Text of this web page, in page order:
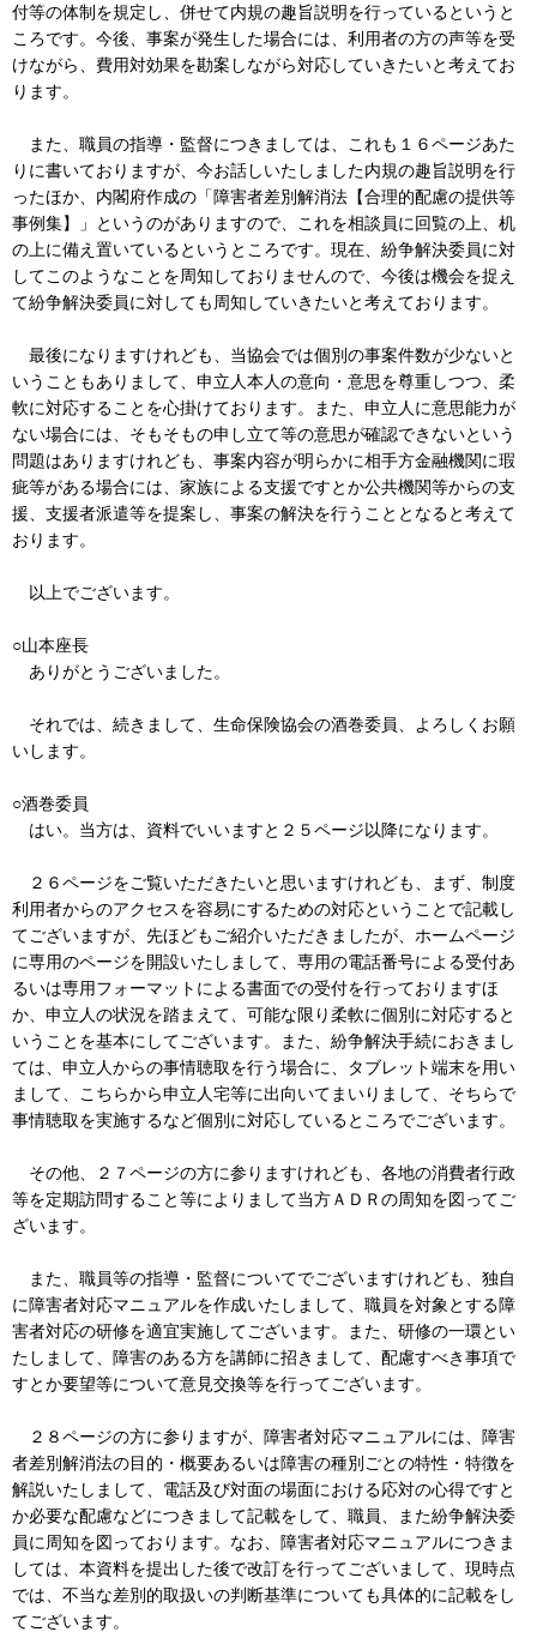
付等の体制を規定し、併せて内規の趣旨説明を行っているというと
ころです。今後、事案が発生した場合には、利用者の方の声等を受
けながら、費用対効果を勘案しながら対応していきたいと考えてお
ります。
また、職員の指導・監督につきましては、これも１６ページあた
りに書いておりますが、今お話しいたしました内規の趣旨説明を行
ったほか、内閣府作成の「障害者差別解消法【合理的配慮の提供等
事例集】」というのがありますので、これを相談員に回覧の上、机
の上に備え置いているというところです。現在、紛争解決委員に対
してこのようなことを周知しておりませんので、今後は機会を捉え
て紛争解決委員に対しても周知していきたいと考えております。
最後になりますけれども、当協会では個別の事案件数が少ないと
いうこともありまして、申立人本人の意向・意思を尊重しつつ、柔
軟に対応することを心掛けております。また、申立人に意思能力が
ない場合には、そもそもの申し立て等の意思が確認できないという
問題はありますけれども、事案内容が明らかに相手方金融機関に瑕
疵等がある場合には、家族による支援ですとか公共機関等からの支
援、支援者派遣等を提案し、事案の解決を行うこととなると考えて
おります。
以上でございます。
○山本座長
ありがとうございました。
それでは、続きまして、生命保険協会の酒巻委員、よろしくお願
いします。
○酒巻委員
はい。当方は、資料でいいますと２５ページ以降になります。
２６ページをご覧いただきたいと思いますけれども、まず、制度
利用者からのアクセスを容易にするための対応ということで記載し
てございますが、先ほどもご紹介いただきましたが、ホームページ
に専用のページを開設いたしまして、専用の電話番号による受付あ
るいは専用フォーマットによる書面での受付を行っておりますほ
か、申立人の状況を踏まえて、可能な限り柔軟に個別に対応すると
いうことを基本にしてございます。また、紛争解決手続におきまし
ては、申立人からの事情聴取を行う場合に、タブレット端末を用い
まして、こちらから申立人宅等に出向いてまいりまして、そちらで
事情聴取を実施するなど個別に対応しているところでございます。
その他、２７ページの方に参りますけれども、各地の消費者行政
等を定期訪問すること等によりまして当方ＡＤＲの周知を図ってご
ざいます。
また、職員等の指導・監督についてでございますけれども、独自
に障害者対応マニュアルを作成いたしまして、職員を対象とする障
害者対応の研修を適宜実施してございます。また、研修の一環とい
たしまして、障害のある方を講師に招きまして、配慮すべき事項で
すとか要望等について意見交換等を行ってございます。
２８ページの方に参りますが、障害者対応マニュアルには、障害
者差別解消法の目的・概要あるいは障害の種別ごとの特性・特徴を
解説いたしまして、電話及び対面の場面における応対の心得ですと
か必要な配慮などにつきまして記載をして、職員、また紛争解決委
員に周知を図っております。なお、障害者対応マニュアルにつきま
しては、本資料を提出した後で改訂を行ってございまして、現時点
では、不当な差別的取扱いの判断基準についても具体的に記載をし
てございます。